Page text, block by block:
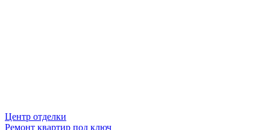
Центр отделки
Ремонт квартир под ключ